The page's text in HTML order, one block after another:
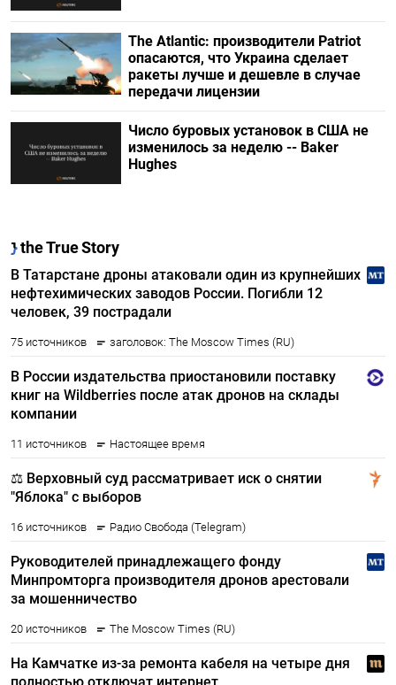
The Atlantic: производители Patriot
опасаются, что Украина сделает
ракеты лучше и дешевле в случае
передачи лицензии
Число буровых установок в США не
изменилось за неделю -- Baker
Hughes